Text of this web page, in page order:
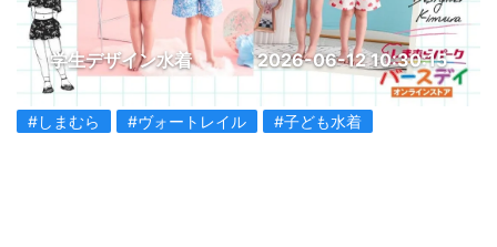
学生デザイン水着 2026-06-12 10:30:15
#しまむら #ヴォートレイル #子ども水着